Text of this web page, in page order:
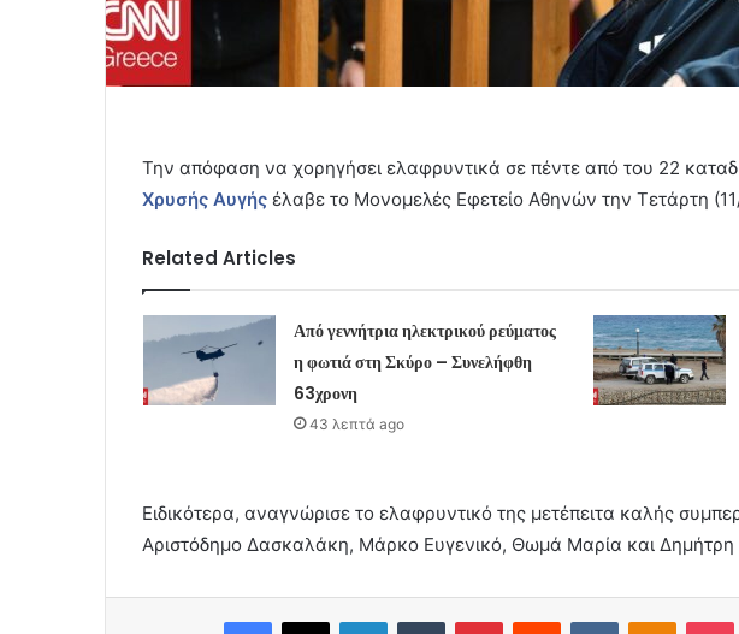
Την απόφαση να χορηγήσει ελαφρυντικά σε πέντε από του 22
Χρυσής Αυγής έλαβε το Μονομελές Εφετείο Αθηνών την Τετάρτη
Related Articles
Από γεννήτρια ηλεκτρικού ρεύματος
η φωτιά στη Σκύρο – Συνελήφθη
63χρονη
43 λεπτά ago
Ειδικότερα, αναγνώρισε το ελαφρυντικό της μετέπειτα καλής
Αριστόδημο Δασκαλάκη, Μάρκο Ευγενικό, Θωμά Μαρία και Δημήτρη
Facebook
X LinkedInTumblr PinterestReddit VKontakte